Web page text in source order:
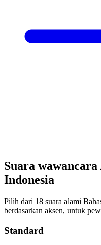
Suara
Indonesia
Pilih dari 18 suara alami
berdasarkan aksen, untuk
Standard